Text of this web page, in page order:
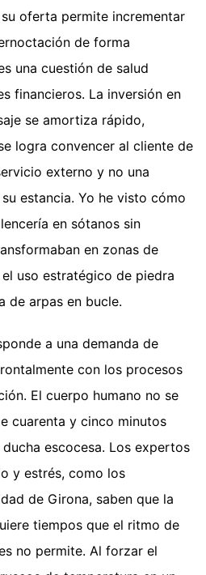
oferta permite incrementar
de forma
una cuestión de salud
financieros. La inversión en
se amortiza rápido,
logra convencer al cliente de
externo y no una
estancia. Yo he visto cómo
en sótanos sin
en zonas de
uso estratégico de piedra
de arpas en bucle.
a una demanda de
con los procesos
El cuerpo humano no se
cuarenta y cinco minutos
escocesa. Los expertos
y estrés, como los
de Girona, saben que la
tiempos que el ritmo de
no permite. Al forzar el